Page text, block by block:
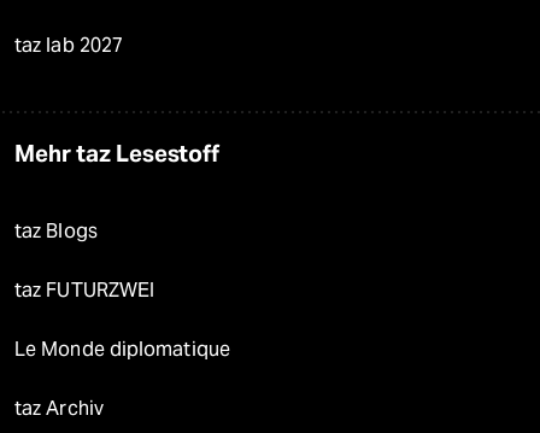
taz lab 2027
Mehr taz Lesestoff
taz Blogs
taz FUTURZWEI
Le Monde diplomatique
taz Archiv